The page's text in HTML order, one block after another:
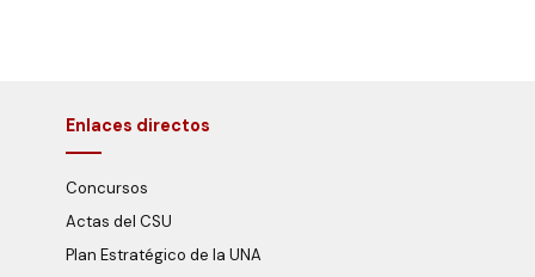
Enlaces directos
Concursos
Actas del CSU
Plan Estratégico de la UNA